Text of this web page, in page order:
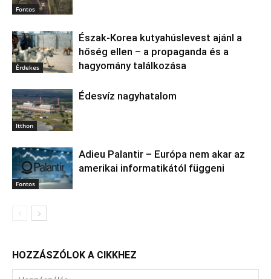
Fontos
Érdekes
Észak‑Korea kutyahúslevest ajánl a
hőség ellen – a propaganda és a
hagyomány találkozása
Itthon
Édesvíz nagyhatalom
Fontos
Adieu Palantir – Európa nem akar az
amerikai informatikától függeni
HOZZÁSZÓLOK A CIKKHEZ